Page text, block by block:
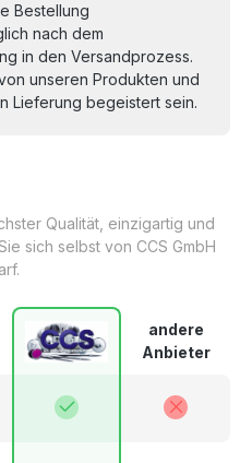
Bestellung
nach dem
in den Versandprozess.
unseren Produkten und
Lieferung begeistert sein.
Qualität, einzigartig und
sich selbst von CCS GmbH
andere
Anbieter